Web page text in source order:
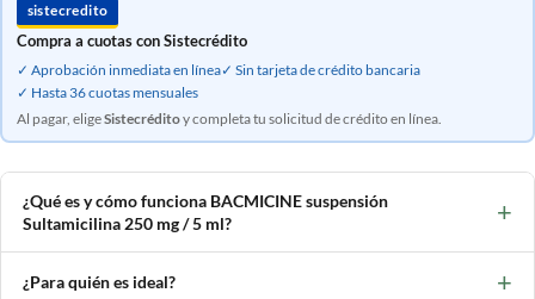
sistecredito
Compra a cuotas con Sistecrédito
✓ Aprobación inmediata en línea✓ Sin tarjeta de crédito bancaria
✓ Hasta 36 cuotas mensuales
Al pagar, eligeSistecréditoy completa tu solicitud de crédito en línea.
¿Qué es y cómo funciona BACMICINE suspensión
Sultamicilina 250 mg / 5 ml?
+
¿Para quién es ideal? +